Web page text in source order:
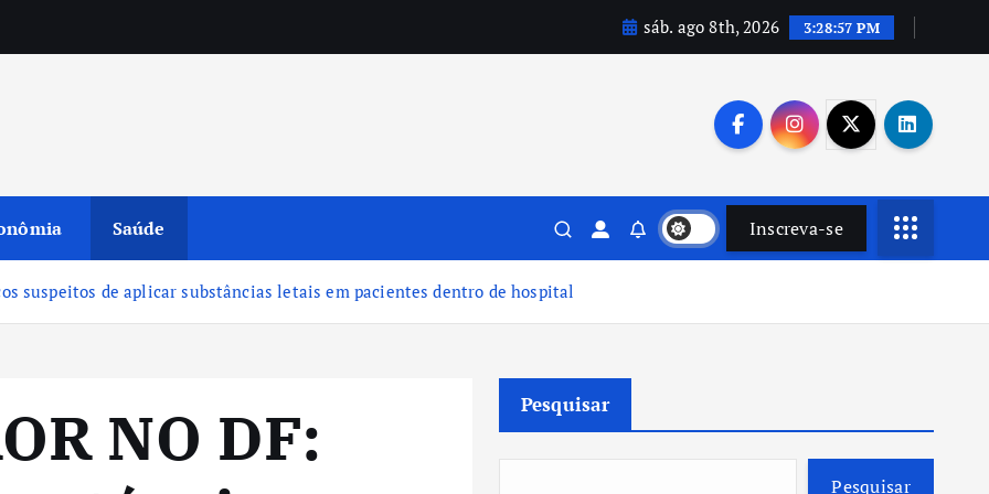
sáb. ago 8th, 2026 3:28:58 PM
Saúde Inscreva-se
suspeitos de aplicar substâncias letais em pacientes dentro de hospital
NO DF:
Pesquisar
Pesquisar